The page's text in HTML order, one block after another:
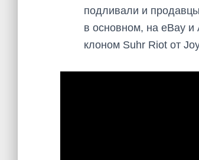
подливали и
в основном, на eBay
клоном Suhr Riot от